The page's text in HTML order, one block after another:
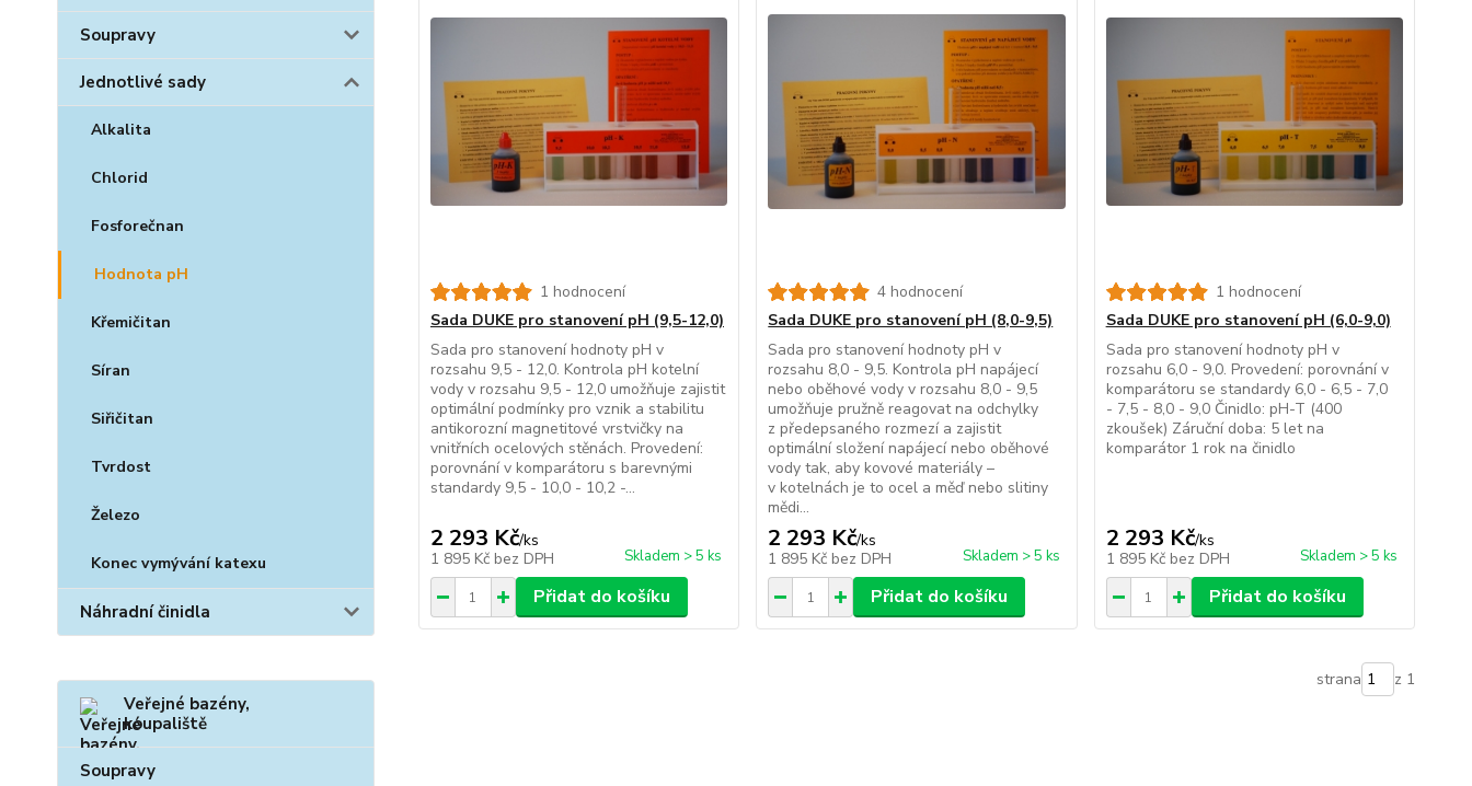
Soupravy
Jednotlivé sady
Alkalita
Chlorid
Fosforečnan
Hodnota pH
Křemičitan
Síran
Siřičitan
Tvrdost
Železo
Konec vymývání katexu
Náhradní činidla
Veřejné bazény,
koupaliště
Soupravy
1 hodnocení
Sada DUKE pro stanovení pH (9,5-12,0)
Sada pro stanovení hodnoty pH v
rozsahu 9,5 - 12,0. Kontrola pH kotelní
vody v rozsahu 9,5 - 12,0 umožňuje zajistit
optimální podmínky pro vznik a stabilitu
antikorozní magnetitové vrstvičky na
vnitřních ocelových stěnách. Provedení:
porovnání v komparátoru s barevnými
standardy 9,5 - 10,0 - 10,2 -...
2 293 Kč/ks
1 895 Kč bez DPH Skladem > 5 ks
Přidat do košíku
4 hodnocení
Sada DUKE pro stanovení pH (8,0-9,5)
Sada pro stanovení hodnoty pH v
rozsahu 8,0 - 9,5. Kontrola pH napájecí
nebo oběhové vody v rozsahu 8,0 - 9,5
umožňuje pružně reagovat na odchylky
z předepsaného rozmezí a zajistit
optimální složení napájecí nebo oběhové
vody tak, aby kovové materiály –
v kotelnách je to ocel a měď nebo slitiny
mědi...
2 293 Kč/ks
1 895 Kč bez DPH Skladem > 5 ks
Přidat do košíku
1 hodnocení
Sada DUKE pro stanovení pH (6,0-9,0)
Sada pro stanovení hodnoty pH v
rozsahu 6,0 - 9,0. Provedení: porovnání v
komparátoru se standardy 6,0 - 6,5 - 7,0
- 7,5 - 8,0 - 9,0 Činidlo: pH-T (400
zkoušek) Záruční doba: 5 let na
komparátor 1 rok na činidlo
2 293 Kč/ks
1 895 Kč bez DPH Skladem > 5 ks
Přidat do košíku
strana z 1